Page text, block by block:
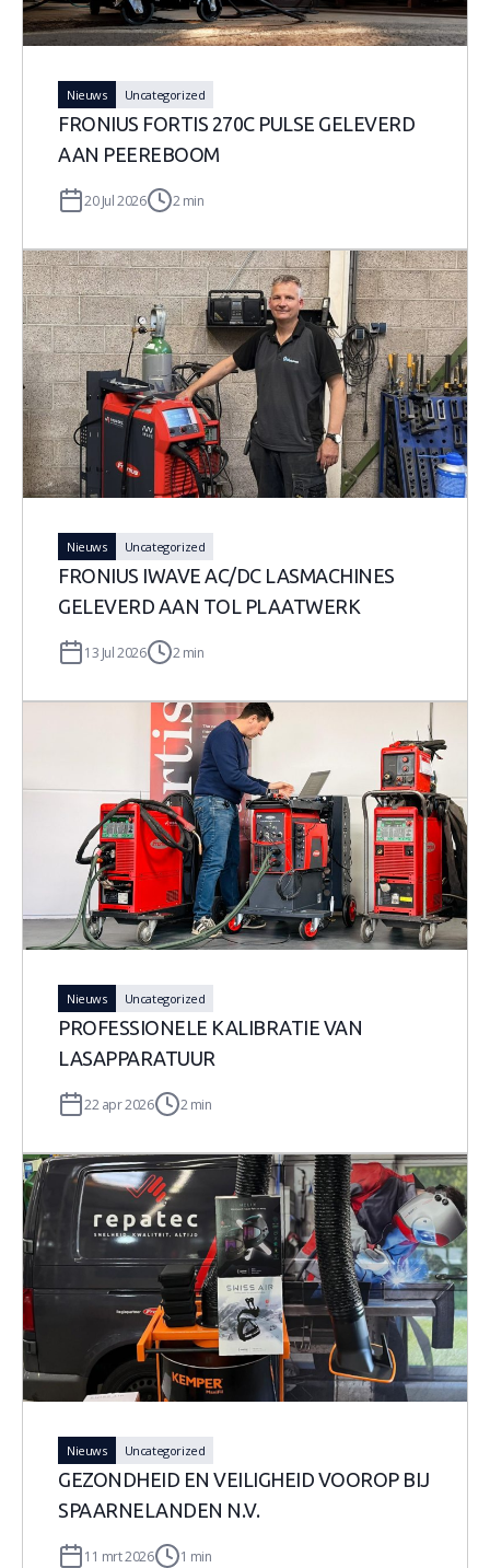
Nieuws Uncategorized
FRONIUS FORTIS 270C PULSE GELEVERD
AAN PEEREBOOM
20 Jul 2026 2 min
Nieuws Uncategorized
FRONIUS IWAVE AC/DC LASMACHINES
GELEVERD AAN TOL PLAATWERK
13 Jul 2026 2 min
Nieuws Uncategorized
PROFESSIONELE KALIBRATIE VAN
LASAPPARATUUR
22 apr 2026 2 min
Nieuws Uncategorized
GEZONDHEID EN VEILIGHEID VOOROP BIJ
SPAARNELANDEN N.V.
11 mrt 2026 1 min